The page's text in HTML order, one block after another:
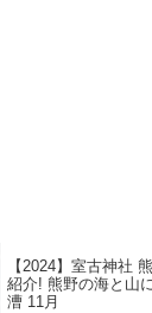
【2024】室古神社
紹介! 熊野の海と山
漕 11月